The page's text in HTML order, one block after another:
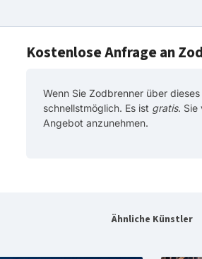
Kostenlose Anfrage an
Wenn Sie Zodbrenner über
schnellstmöglich. Es ist gratis. Sie
Angebot anzunehmen.
Ähnliche Künstler